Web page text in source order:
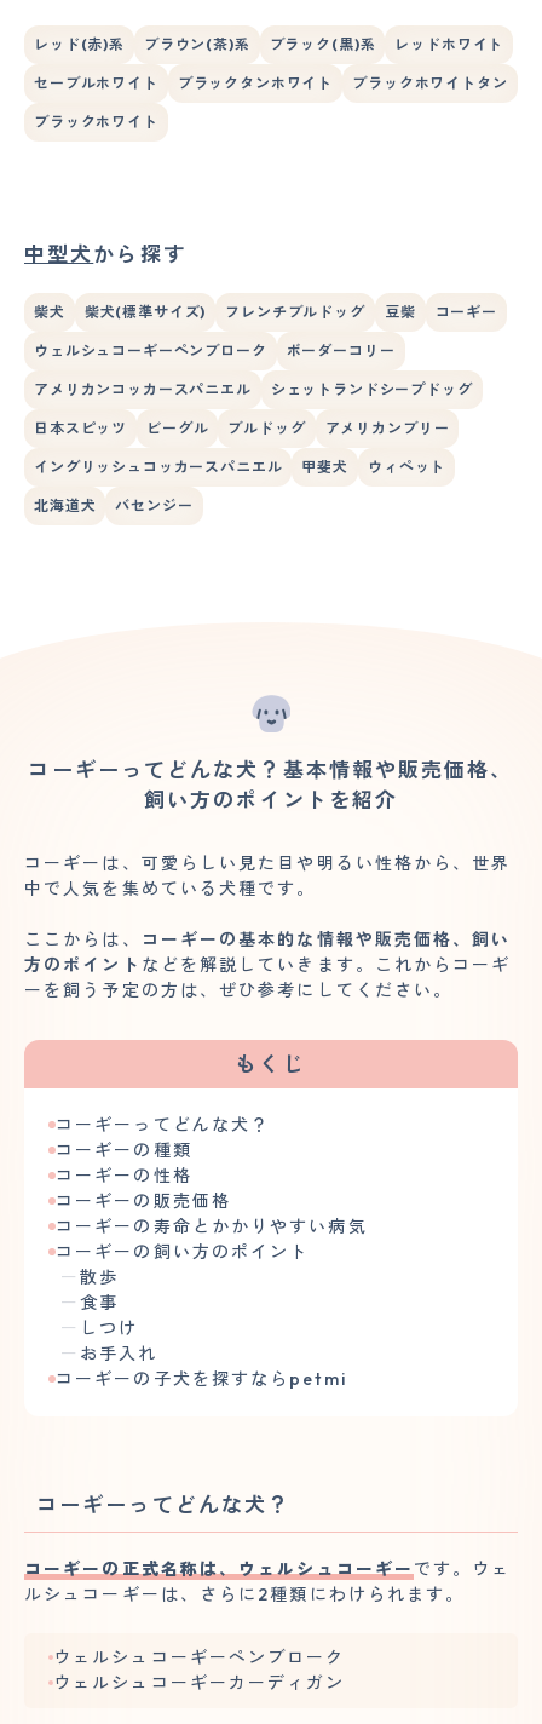
レッド(赤)系 ブラウン(茶)系 ブラック(黒)系 レッドホワイト
セーブルホワイト ブラックタンホワイト ブラックホワイトタン
ブラックホワイト
中型犬から探す
柴犬 柴犬(標準サイズ) フレンチブルドッグ 豆柴 コーギー
ウェルシュコーギーペンブローク ボーダーコリー
アメリカンコッカースパニエル シェットランドシープドッグ
日本スピッツ ビーグル ブルドッグ アメリカンブリー
イングリッシュコッカースパニエル 甲斐犬 ウィペット
北海道犬 バセンジー
コーギーってどんな犬？基本情報や販売価格、
飼い方のポイントを紹介
コーギーは、可愛らしい見た目や明るい性格から、世界
中で人気を集めている犬種です。
ここからは、
コーギーの基本的な情報や販売価格、飼い
方のポイント などを解説していきます。これからコーギ
ーを飼う予定の方は、ぜひ参考にしてください。
もくじ
コーギーってどんな犬？
コーギーの種類
コーギーの性格
コーギーの販売価格
コーギーの寿命とかかりやすい病気
コーギーの飼い方のポイント
散歩
食事
しつけ
お手入れ
コーギーの子犬を探すならpetmi
コーギーってどんな犬？
コーギーの正式名称は、ウェルシュコーギー です。ウェ
ルシュコーギーは、さらに2種類にわけられます。
ウェルシュコーギーペンブローク
ウェルシュコーギーカーディガン